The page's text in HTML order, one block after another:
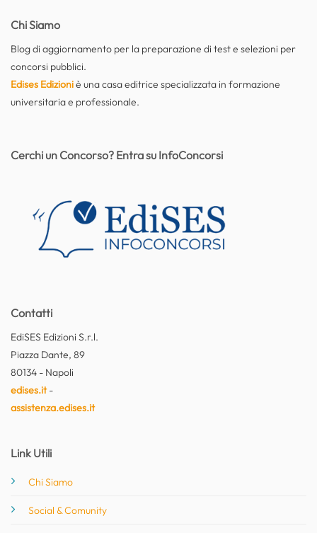
Chi Siamo
Blog di aggiornamento per la preparazione di test e selezioni per
concorsi pubblici.
Edises Edizioniè una casa editrice specializzata in formazione
universitaria e professionale.
Contatti
EdiSES Edizioni S.r.l.
Piazza Dante, 89
80134 - Napoli
edises.it-
assistenza.edises.it
Link Utili
Chi Siamo
Social & Comunity
Cerchi un Concorso? Entra su InfoConcorsi